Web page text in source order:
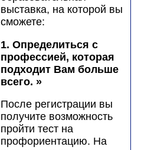
выставка, на которой вы
сможете:
1. Определиться с
профессией, которая
подходит Вам больше
всего. »
После регистрации вы
получите возможность
пройти тест на
профориентацию. На